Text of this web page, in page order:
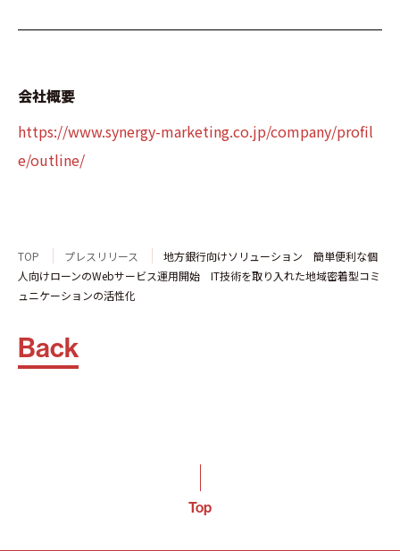
会社概要
https://www.synergy-marketing.co.jp/company/profil
e/outline/
TOP プレスリリース
地方銀行向けソリューション 簡単便利な個
人向けローンのWebサービス運用開始 IT技術を取り入れた地域密着型コミ
ュニケーションの活性化
Back
Top